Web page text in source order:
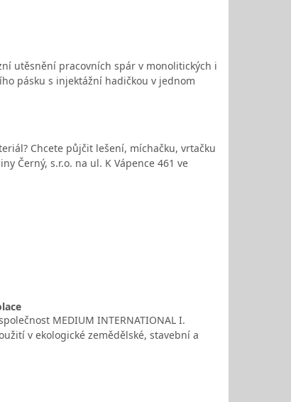
utěsnění pracovních spár v monolitických i
pásku s injektážní hadičkou v jednom
Chcete půjčit lešení, míchačku, vrtačku
Černý, s.r.o. na ul. K Vápence 461 ve
MEDIUM INTERNATIONAL I.
v ekologické zemědělské, stavební a